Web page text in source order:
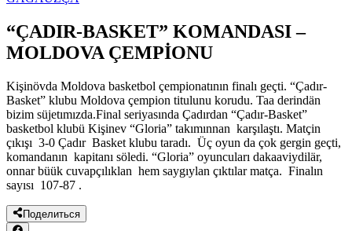
“ÇADIR-BASKET” KOMANDASI –
MOLDOVA ÇEMPİONU
Kişinövda Moldova basketbol çempionatının finalı geçti. “Çadır-
Basket” klubu Moldova çempion titulunu korudu. Taa derindän
bizim süjetımızda.Final seriyasında Çadırdan “Çadır-Basket”
basketbol klubü Kişinev “Gloria” takımınnan karşılaştı. Matçin
çıkışı 3-0 Çadır Basket klubu taradı. Üç oyun da çok gergin geçti,
komandanın kapitanı söledi. “Gloria” oyuncuları dakaaviydilär,
onnar büük cuvapçılıklan hem saygıylan çıktılar matça. Finalın
sayısı 107-87 .
Поделиться